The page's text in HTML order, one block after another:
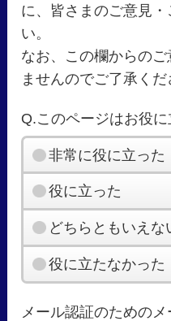
に、皆さまのご意見
い。
なお、この欄からの
ませんのでご了承くだ
Q.このページはお役に
非常に役に立った
役に立った
どちらともいえな
役に立たなかった
メール認証のための